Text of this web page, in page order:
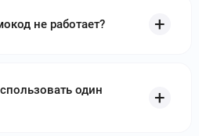
не работает?
один